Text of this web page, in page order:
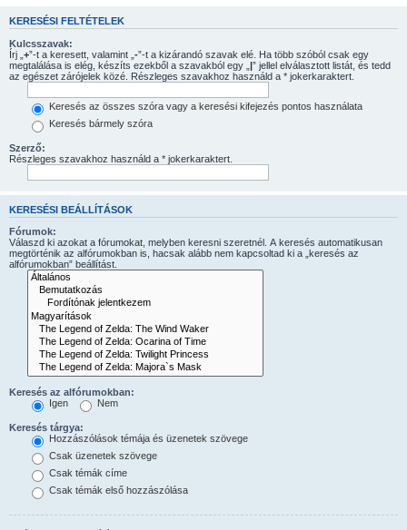
KERESÉSI FELTÉTELEK
Kulcsszavak:
Írj „ +”-t a keresett, valamint „ -”-t a kizárandó szavak elé. Ha több szóból csak egy
megtalálása is elég, készíts ezekből a szavakból egy „ |” jellel elválasztott listát, és tedd
az egészet zárójelek közé. Részleges szavakhoz használd a * jokerkaraktert.
Keresés az összes szóra vagy a keresési kifejezés pontos használata
Keresés bármely szóra
Szerző:
Részleges szavakhoz használd a * jokerkaraktert.
KERESÉSI BEÁLLÍTÁSOK
Fórumok:
Válaszd ki azokat a fórumokat, melyben keresni szeretnél. A keresés automatikusan
megtörténik az alfórumokban is, hacsak alább nem kapcsoltad ki a „keresés az
alfórumokban” beállítást.
Keresés az alfórumokban:
Igen
Nem
Keresés tárgya:
Hozzászólások témája és üzenetek szövege
Csak üzenetek szövege
Csak témák címe
Csak témák első hozzászólása